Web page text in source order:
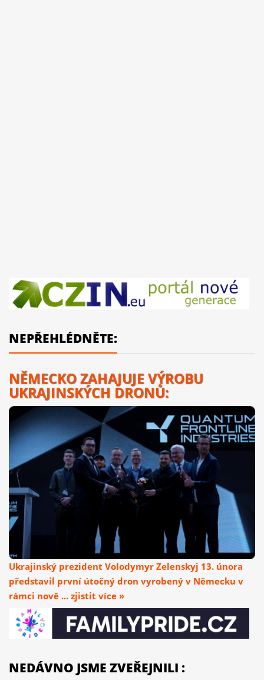
NEPŘEHLÉDNĚTE:
NĚMECKO ZAHAJUJE VÝROBU
UKRAJINSKÝCH DRONŮ:
Ukrajinský prezident Volodymyr Zelenskyj 13. února
představil první útočný dron vyrobený v Německu v
rámci nově ... zjistit více »
NEDÁVNO JSME ZVEŘEJNILI :